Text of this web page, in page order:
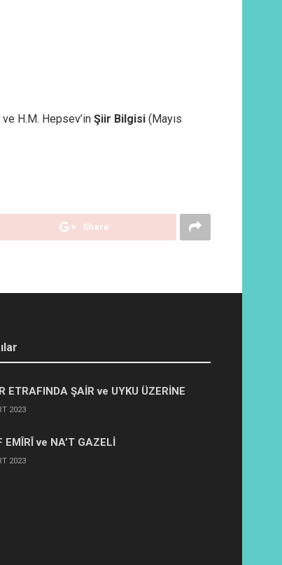
H.M. Hepsev’in Şiir Bilgisi(Mayıs
Share
ETRAFINDA ŞAİR ve UYKU ÜZERİNE
2023
EMÎRÎ ve NA’T GAZELİ
2023